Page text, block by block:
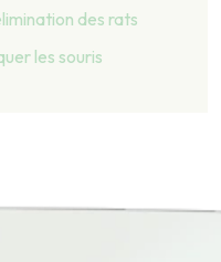
des rats
les souris